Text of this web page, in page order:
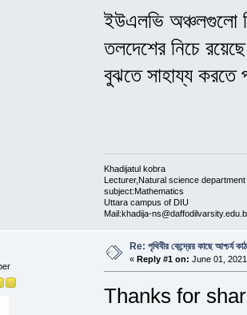
ইউএলভি অঞ্চলগুলো
তলদেশের নিচে
বুঝতে সাহায্য করতে
Khadijatul kobra
Lecturer,Natural science department
subject:Mathematics
Uttara campus of DIU
Mail:khadija-
Re: পৃথিবীর কেন্দ্রের কাছে আশ্চর্য
« Reply #1 on: June 01,
Thanks for